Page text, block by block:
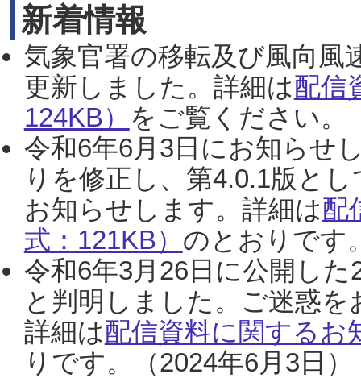
新着情報
気象官署の移転及び風向風
更新しました。詳細は配信
124KB） をご覧ください。
令和6年6月3日にお知らせ
りを修正し、第4.0.1版と
お知らせします。詳細は配
式：121KB） のとおりです
令和6年3月26日に公開し
と判明しました。ご迷惑
詳細は配信資料に関するお
りです。（2024年6月3日）